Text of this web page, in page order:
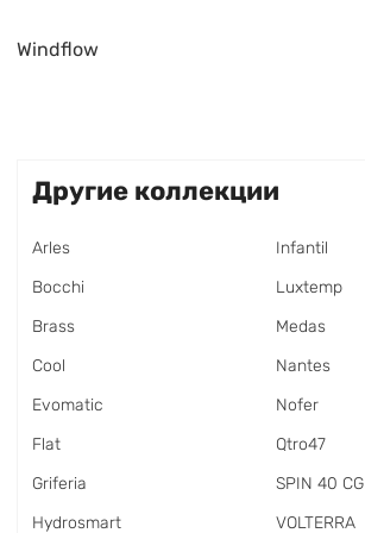
Windflow
Другие коллекции
Arles
Bocchi
Brass
Cool
Evomatic
Flat
Griferia
Hydrosmart
Infantil
Luxtemp
Medas
Nantes
Nofer
Qtro47
SPIN 40 CG
VOLTERRA